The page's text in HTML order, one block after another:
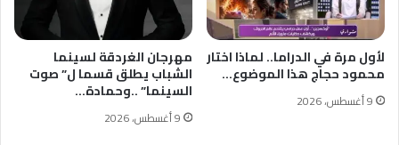
لأول مرة في الدراما.. لماذا اختار
محمود حجاج هذا الموضوع…
9 أغسطس، 2026
مهرجان الغردقة لسينما
الشباب يطلق قسما ل” صوت
السينما” ..وحمادة…
9 أغسطس، 2026